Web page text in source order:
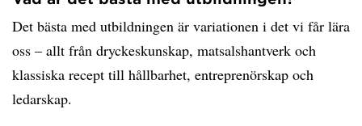
Det bästa med utbildningen är variationen i det vi får lära
oss – allt från dryckeskunskap, matsalshantverk och
klassiska recept till hållbarhet, entreprenörskap och
ledarskap.